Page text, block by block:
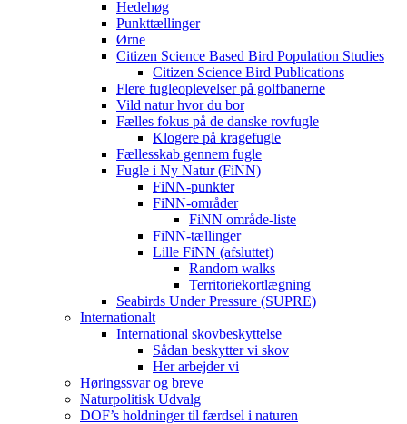
Hedehøg
Punkttællinger
Ørne
Citizen Science Based Bird Population Studies
Citizen Science Bird Publications
Flere fugleoplevelser på golfbanerne
Vild natur hvor du bor
Fælles fokus på de danske rovfugle
Klogere på kragefugle
Fællesskab gennem fugle
Fugle i Ny Natur (FiNN)
FiNN-punkter
FiNN-områder
FiNN område-liste
FiNN-tællinger
Lille FiNN (afsluttet)
Random walks
Territoriekortlægning
Seabirds Under Pressure (SUPRE)
Internationalt
International skovbeskyttelse
Sådan beskytter vi skov
Her arbejder vi
Høringssvar og breve
Naturpolitisk Udvalg
DOF’s holdninger til færdsel i naturen